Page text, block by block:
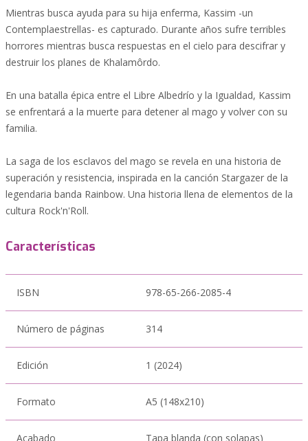
Mientras busca ayuda para su hija enferma, Kassim -un
Contemplaestrellas- es capturado. Durante años sufre terribles
horrores mientras busca respuestas en el cielo para descifrar y
destruir los planes de Khalamôrdo.
En una batalla épica entre el Libre Albedrío y la Igualdad, Kassim
se enfrentará a la muerte para detener al mago y volver con su
familia.
La saga de los esclavos del mago se revela en una historia de
superación y resistencia, inspirada en la canción Stargazer de la
legendaria banda Rainbow. Una historia llena de elementos de la
cultura Rock'n'Roll.
Características
ISBN 978-65-266-2085-4
Número de páginas 314
Edición 1 (2024)
Formato A5 (148x210)
Acabado Tapa blanda (con solapas)